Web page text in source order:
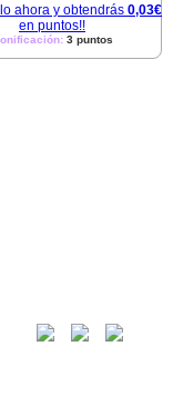
ahora y obtendrás 0,03€
en puntos!!
3 puntos